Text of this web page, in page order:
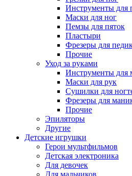
Инструменты для
Маски для ног
Пемзы для пяток
Пластыри
Фрезеры для
Прочие
Уход за руками
Инструменты для
Маски для рук
Сушилки для
Фрезеры для
Прочие
Эпиляторы
Другие
Детские игрушки
Герои мультфильмов
Детская электроника
Для девочек
Для мальчиков